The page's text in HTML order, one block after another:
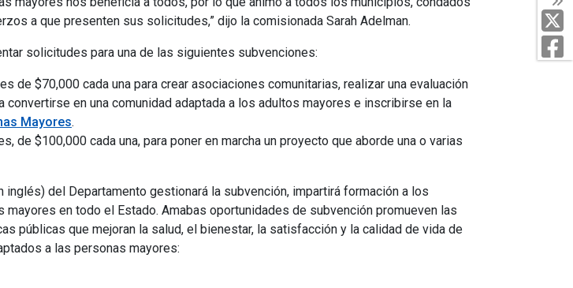
a que presenten sus solicitudes,” dijo la comisionada Sarah Adelman.
solicitudes para una de las siguientes subvenciones:
de $70,000 cada una para crear asociaciones comunitarias, realizar una evaluación
en una comunidad adaptada a los adultos mayores e inscribirse en la
Mayores.
$100,000 cada una, para poner en marcha un proyecto que aborde una o varias
del Departamento gestionará la subvención, impartirá formación a los
en todo el Estado. Amabas oportunidades de subvención promueven las
públicas que mejoran la salud, el bienestar, la satisfacción y la calidad de vida de
a las personas mayores: